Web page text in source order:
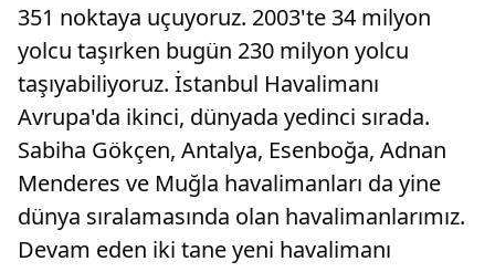
351 noktaya uçuyoruz. 2003'te 34 milyon
yolcu taşırken bugün 230 milyon yolcu
taşıyabiliyoruz. İstanbul Havalimanı
Avrupa'da ikinci, dünyada yedinci sırada.
Sabiha Gökçen, Antalya, Esenboğa, Adnan
Menderes ve Muğla havalimanları da yine
dünya sıralamasında olan havalimanlarımız.
Devam eden iki tane yeni havalimanı